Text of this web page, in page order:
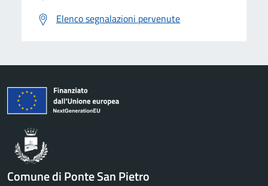
Elenco segnalazioni pervenute
Comune di Ponte San Pietro